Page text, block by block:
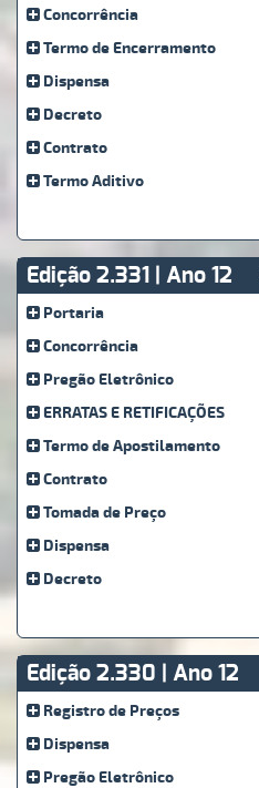
Concorrência
Termo de Encerramento
Dispensa
Decreto
Contrato
Termo Aditivo
Edição 2.331 | Ano 12
Portaria
Concorrência
Pregão Eletrônico
ERRATAS E RETIFICAÇÕES
Termo de Apostilamento
Contrato
Tomada de Preço
Dispensa
Decreto
Edição 2.330 | Ano 12
Registro de Preços
Dispensa
Pregão Eletrônico